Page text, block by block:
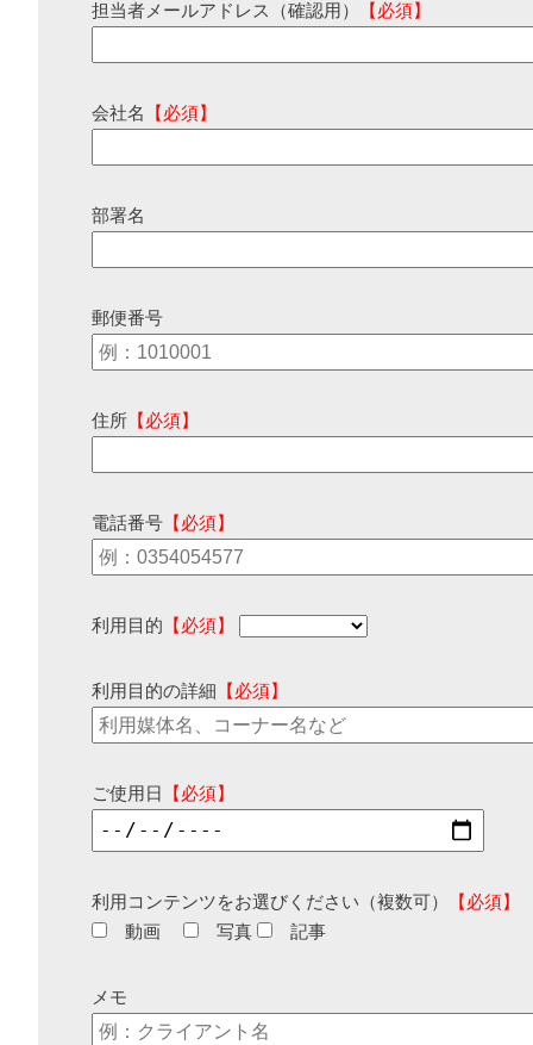
担当者メールアドレス（確認用） 【必須】
会社名 【必須】
部署名
郵便番号
住所 【必須】
電話番号 【必須】
利用目的 【必須】
利用目的の詳細 【必須】
ご使用日 【必須】
利用コンテンツをお選びください（複数可）
【必須】
動画
写真 記事
メモ